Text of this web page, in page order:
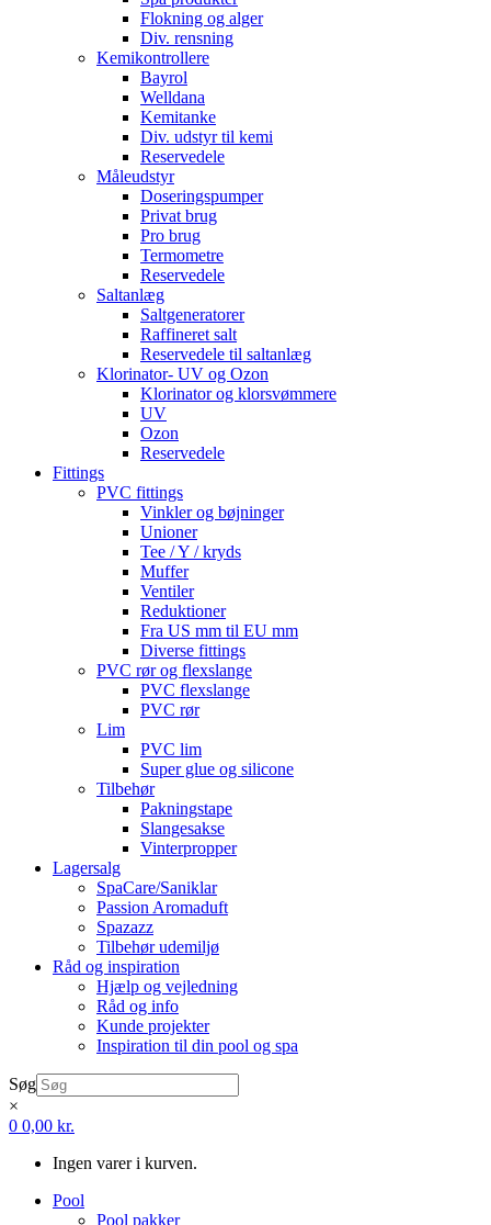
Flokning og alger
Div. rensning
Kemikontrollere
Bayrol
Welldana
Kemitanke
Div. udstyr til kemi
Reservedele
Måleudstyr
Doseringspumper
Privat brug
Pro brug
Termometre
Reservedele
Saltanlæg
Saltgeneratorer
Raffineret salt
Reservedele til saltanlæg
Klorinator- UV og Ozon
Klorinator og klorsvømmere
UV
Ozon
Reservedele
Fittings
PVC fittings
Vinkler og bøjninger
Unioner
Tee / Y / kryds
Muffer
Ventiler
Reduktioner
Fra US mm til EU mm
Diverse fittings
PVC rør og flexslange
PVC flexslange
PVC rør
Lim
PVC lim
Super glue og silicone
Tilbehør
Pakningstape
Slangesakse
Vinterpropper
Lagersalg
SpaCare/Saniklar
Passion Aromaduft
Spazazz
Tilbehør udemiljø
Råd og inspiration
Hjælp og vejledning
Råd og info
Kunde projekter
Inspiration til din pool og spa
Søg
×
0 0,00 kr.
Ingen varer i kurven.
Pool
Pool pakker